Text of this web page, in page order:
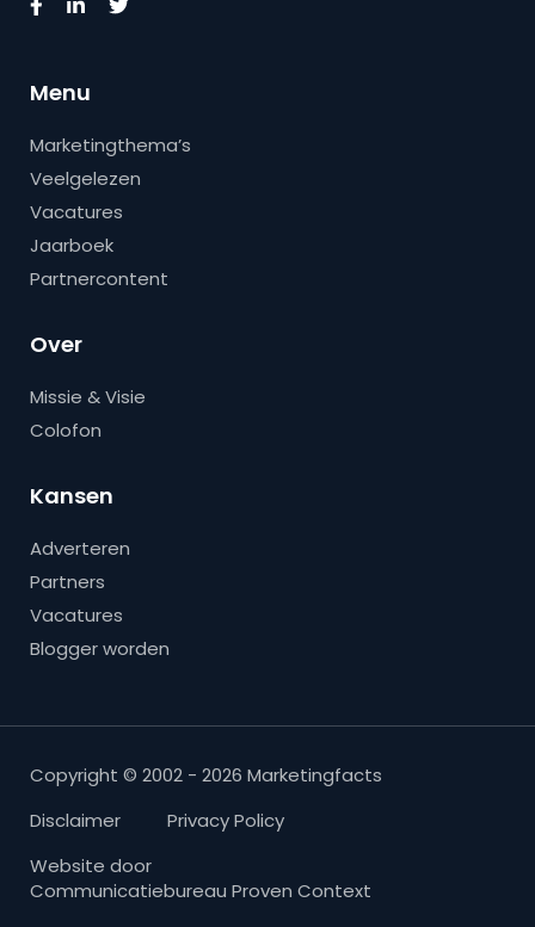
Menu
Marketingthema’s
Veelgelezen
Vacatures
Jaarboek
Partnercontent
Over
Missie & Visie
Colofon
Kansen
Adverteren
Partners
Vacatures
Blogger worden
Copyright © 2002 - 2026 Marketingfacts
Disclaimer
Privacy Policy
Website door
Communicatiebureau Proven Context